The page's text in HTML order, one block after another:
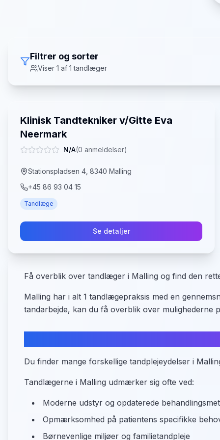
Filtrer og sorter
Viser 1 af 1 tandlæger
Klinisk Tandtekniker v/Gitte Eva
Neermark
N/A(0 anmeldelser)
Stationspladsen 4, 8340 Malling
+45 86 93 04 15
Tandlæge
Se detaljer
Få overblik over tandlæger i Malling og find den
Malling har i alt 1 tandlægepraksis med en
tandarbejde, kan du få overblik over mulighederne
Du finder mange forskellige tandplejeydelser i
Tandlægerne i Malling udmærker sig ofte ved:
Moderne udstyr og opdaterede
Opmærksomhed på patientens specifikke
Børnevenlige miljøer og familietandpleje